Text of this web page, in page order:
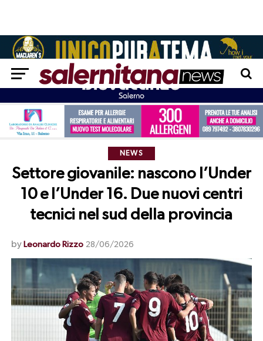
NEWS
Settore giovanile: nascono l’Under
10 e l’Under 16. Due nuovi centri
tecnici nel sud della provincia
by Leonardo Rizzo 28/06/2026